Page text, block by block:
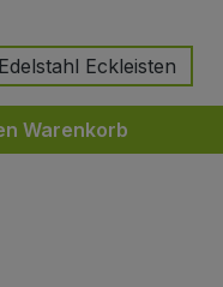
Eckleisten
Warenkorb